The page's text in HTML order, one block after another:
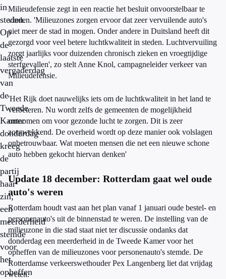
in
steden.
Op
de
laatste
vergaderdag
van
de
Tweede
Kamer
donderdag
kreeg
de
partij
haar
zin;
een
meerderheid
stemde
voor
het
opheffen
Milieudefensie zegt in een reactie het besluit onvoorstelbaar te
vinden. 'Milieuzones zorgen ervoor dat zeer vervuilende auto's
niet meer de stad in mogen. Onder andere in Duitsland heeft dit
gezorgd voor veel betere luchtkwaliteit in steden. Luchtvervuiling
zorgt jaarlijks voor duizenden chronisch zieken en vroegtijdige
sterfgevallen', zo stelt Anne Knol, campagneleider verkeer van
Milieudefensie.
'Het Rijk doet nauwelijks iets om de luchtkwaliteit in het land te
verbeteren. Nu wordt zelfs de gemeenten de mogelijkheid
ontnomen om voor gezonde lucht te zorgen. Dit is zeer
zorgwekkend. De overheid wordt op deze manier ook volslagen
onbetrouwbaar. Wat moeten mensen die net een nieuwe schone
auto hebben gekocht hiervan denken'
Update 18 december: Rotterdam gaat wel oude
auto's weren
Rotterdam houdt vast aan het plan vanaf 1 januari oude bestel- en
personenauto's uit de binnenstad te weren. De instelling van de
milieuzone in die stad staat niet ter discussie ondanks dat
donderdag een meerderheid in de Tweede Kamer voor het
opheffen van de milieuzones voor personenauto's stemde. De
Rotterdamse verkeerswethouder Pex Langenberg liet dat vrijdag
weten.